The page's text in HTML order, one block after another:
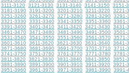
3111-3120 3121-3130 3131-3140 3141-3150
3151-
3181-3190 3191-3200 3201-3210 3211-3220
3221-
3251-3260 3261-3270 3271-3280 3281-3290
3291-
3321-3330 3331-3340 3341-3350 3351-3360
3361-
3391-3400 3401-3410 3411-3420 3421-3430
3431-
3461-3470 3471-3480 3481-3490 3491-3500
3501-
3531-3540 3541-3550 3551-3560 3561-3570
3571-
3601-3610 3611-3620 3621-3630 3631-3640
3641-
3671-3680 3681-3690 3691-3700 3701-3710
3711-
3741-3750 3751-3760 3761-3770 3771-3780
3781-
3811-3820 3821-3830 3831-3840 3841-3850
3851-
3881-3890 3891-3900 3901-3910 3911-3920
3921-
3951-3960 3961-3970 3971-3980 3981-3990
3991-